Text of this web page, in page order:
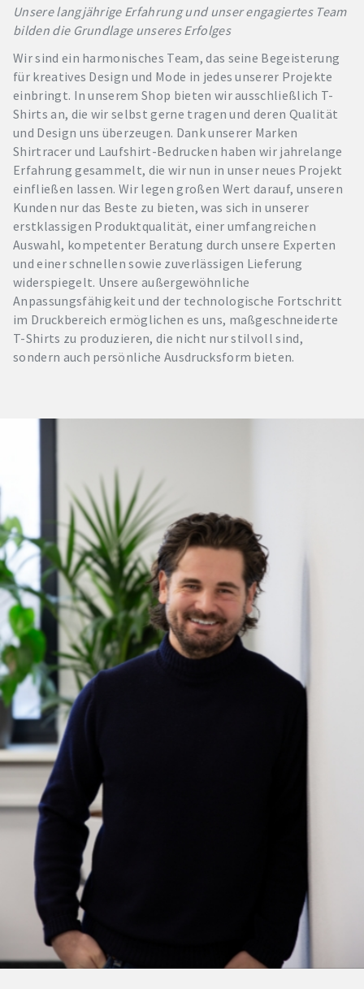
Unsere langjährige Erfahrung und unser engagiertes Team
bilden die Grundlage unseres Erfolges
Wir sind ein harmonisches Team, das seine Begeisterung
für kreatives Design und Mode in jedes unserer Projekte
einbringt. In unserem Shop bieten wir ausschließlich T-
Shirts an, die wir selbst gerne tragen und deren Qualität
und Design uns überzeugen. Dank unserer Marken
Shirtracer und Laufshirt-Bedrucken haben wir jahrelange
Erfahrung gesammelt, die wir nun in unser neues Projekt
einfließen lassen. Wir legen großen Wert darauf, unseren
Kunden nur das Beste zu bieten, was sich in unserer
erstklassigen Produktqualität, einer umfangreichen
Auswahl, kompetenter Beratung durch unsere Experten
und einer schnellen sowie zuverlässigen Lieferung
widerspiegelt. Unsere außergewöhnliche
Anpassungsfähigkeit und der technologische Fortschritt
im Druckbereich ermöglichen es uns, maßgeschneiderte
T-Shirts zu produzieren, die nicht nur stilvoll sind,
sondern auch persönliche Ausdrucksform bieten.